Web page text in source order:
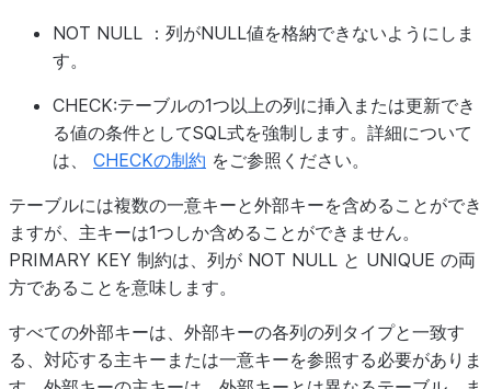
NOT NULL ：列がNULL値を格納できないようにしま
す。
CHECK:テーブルの1つ以上の列に挿入または更新でき
る値の条件としてSQL式を強制します。詳細について
は、 CHECKの制約 をご参照ください。
テーブルには複数の一意キーと外部キーを含めることができ
ますが、主キーは1つしか含めることができません。
PRIMARY KEY 制約は、列が NOT NULL と UNIQUE の両
方であることを意味します。
すべての外部キーは、外部キーの各列の列タイプと一致す
る、対応する主キーまたは一意キーを参照する必要がありま